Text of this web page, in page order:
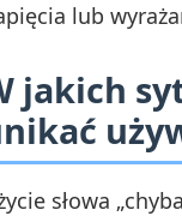
lub
jakich
słowa